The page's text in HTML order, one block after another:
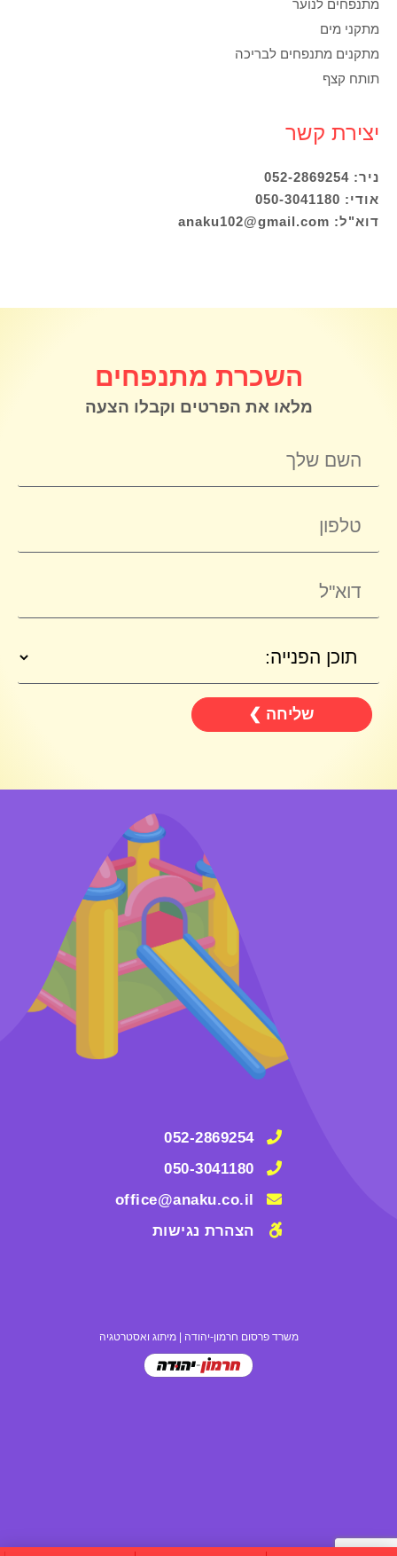
מתנפחים לנוער
מתקני מים
מתקנים מתנפחים לבריכה
תותח קצף
יצירת קשר
ניר: 052-2869254
אודי: 050-3041180
דוא"ל: anaku102@gmail.com
השכרת מתנפחים
מלאו את הפרטים וקבלו הצעה
052-2869254
050-3041180
office@anaku.co.il
הצהרת נגישות
משרד פרסום חרמון-יהודה |מיתוג ואסטרטגיה